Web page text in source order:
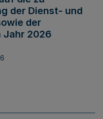
der Dienst- und
der
Jahr 2026